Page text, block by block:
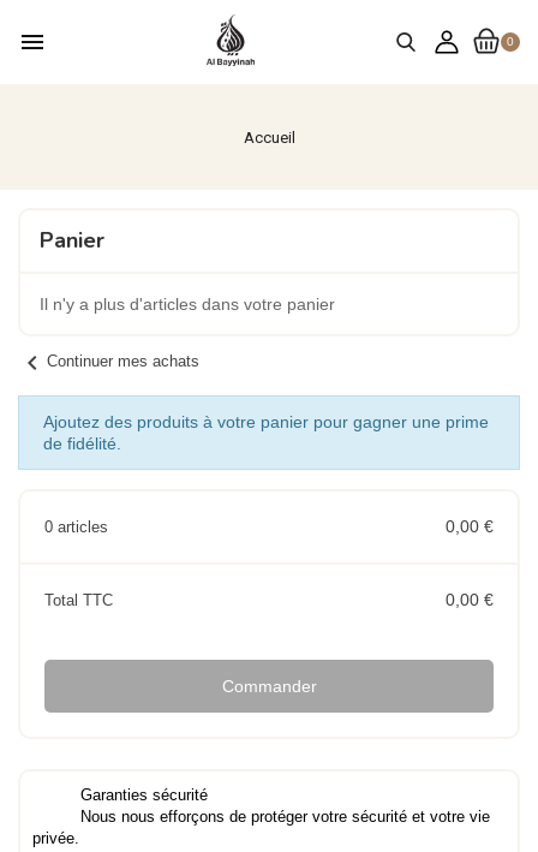
0
menu
Accueil
Panier
Il n'y a plus d'articles dans votre panier
chevron_left Continuer mes achats
Ajoutez des produits à votre panier pour gagner une prime
de fidélité.
0 articles 0,00 €
Total TTC 0,00 €
Commander
Garanties sécurité
Nous nous efforçons de protéger votre sécurité et votre vie
privée.